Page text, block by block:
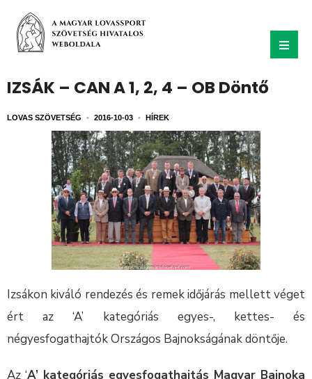
IZSÁK – CAN A 1, 2, 4 – OB Döntő
LOVAS SZÖVETSÉG • 2016-10-03 • HÍREK
Izsákon kiváló rendezés és remek időjárás mellett véget
ért az ‘A’ kategóriás egyes-, kettes- és
négyesfogathajtók Országos Bajnokságának döntője.
Az ‘A’ kategóriás egyesfogathajtás Magyar Bajnoka